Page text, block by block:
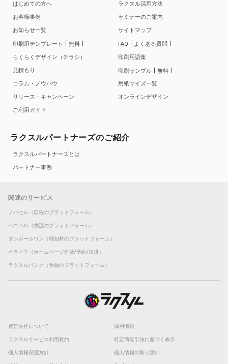
はじめての方へ
お客様事例
お知らせ一覧
印刷用テンプレート
無料
らくらくデザイン（チラシ）
見積もり
コラム・ノウハウ
リリース・キャンペーン
ご利用ガイド
ラクスル活用方法
セミナーのご案内
サイトマップ
FAQ
よくある質問
印刷用語集
印刷サンプル
無料
用紙サイズ一覧
オンラインデザイン
ラクスルパートナーズのご紹介
ラクスルパートナーズとは
パートナー事例
関連のサービス
ノバセル（広告のプラットフォーム）
ハコベル（物流のプラットフォーム）
ダンボールワン（梱包材のプラットフォーム）
ペライチ（ホームページ作成/予約/決済）
ラクスルバンク（金融のプラットフォーム）
運営会社について 採用情報
ラクスルサービス利用規約 特定商取引法に基づく表示
個人情報保護方針 個人情報の取り扱い